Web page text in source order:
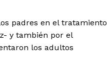
padres en el tratamiento
y también por el
los adultos